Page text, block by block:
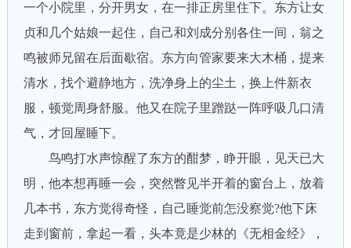
一个小院里，分开男女，在一排正房里住下。东方让女
贞和几个姑娘一起住，自己和刘成分别各住一间，翁之
鸣被师兄留在后面歇宿。东方向管家要来大木桶，提来
清水，找个避静地方，洗净身上的尘土，换上件新衣
服，顿觉周身舒服。他又在院子里蹭跶一阵呼吸几口清
气，才回屋睡下。
鸟鸣打水声惊醒了东方的酣梦，睁开眼，见天已大
明，他本想再睡一会，突然瞥见半开着的窗台上，放着
几本书，东方觉得奇怪，自己睡觉前怎没察觉?他下床
走到窗前，拿起一看，头本竟是少林的《无相金经》，